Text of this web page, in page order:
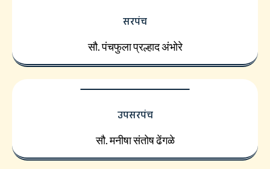
सरपंच
सौ. पंचफुला प्रल्हाद अंभोरे
उपसरपंच
सौ. मनीषा संतोष ढेंगळे